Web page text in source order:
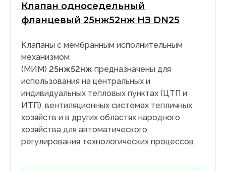
Клапан односедельный
фланцевый 25нж52нж НЗ DN25
Клапаны с мембранным исполнительным
механизмом
(МИМ) 25нж52нж предназначены для
использования на центральных и
индивидуальных тепловых пунктах (ЦТП и
ИТП), вентиляционных системах тепличных
хозяйств и в других областях народного
хозяйства для автоматического
регулирования технологических процессов.